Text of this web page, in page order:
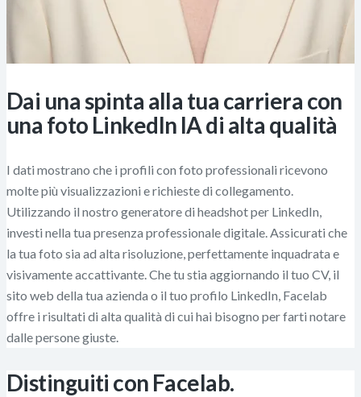
Dai una spinta alla tua carriera con
una foto LinkedIn IA di alta qualità
I dati mostrano che i profili con foto professionali ricevono
molte più visualizzazioni e richieste di collegamento.
Utilizzando il nostro generatore di headshot per LinkedIn,
investi nella tua presenza professionale digitale. Assicurati che
la tua foto sia ad alta risoluzione, perfettamente inquadrata e
visivamente accattivante. Che tu stia aggiornando il tuo CV, il
sito web della tua azienda o il tuo profilo LinkedIn, Facelab
offre i risultati di alta qualità di cui hai bisogno per farti notare
dalle persone giuste.
Distinguiti con Facelab.